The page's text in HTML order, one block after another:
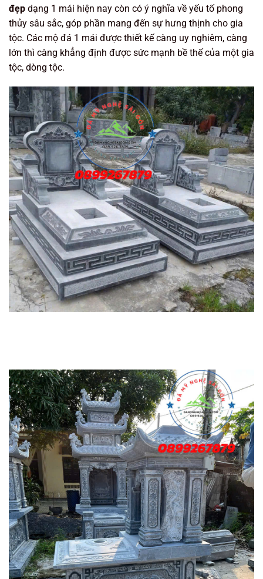
đẹp dạng 1 mái hiện nay còn có ý nghĩa về yếu tố phong
thủy sâu sắc, góp phần mang đến sự hưng thịnh cho gia
tộc. Các mộ đá 1 mái được thiết kế càng uy nghiêm, càng
lớn thì càng khẳng định được sức mạnh bề thế của một gia
tộc, dòng tộc.